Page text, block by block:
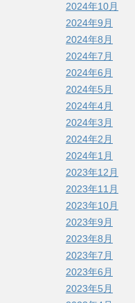
2024年10月
2024年9月
2024年8月
2024年7月
2024年6月
2024年5月
2024年4月
2024年3月
2024年2月
2024年1月
2023年12月
2023年11月
2023年10月
2023年9月
2023年8月
2023年7月
2023年6月
2023年5月